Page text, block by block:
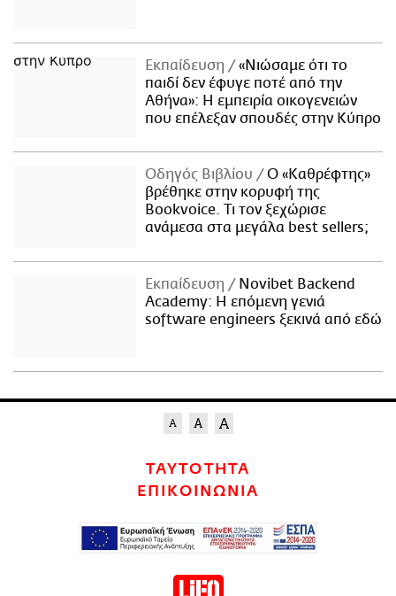
Εκπαίδευση
«Νιώσαμε ότι το
παιδί δεν έφυγε ποτέ από την
Αθήνα»: Η εμπειρία οικογενειών
που επέλεξαν σπουδές στην Κύπρο
Οδηγός Βιβλίου
Ο «Καθρέφτης»
βρέθηκε στην κορυφή της
Bookvoice. Τι τον ξεχώρισε
ανάμεσα στα μεγάλα best sellers;
Εκπαίδευση
Novibet Backend
Academy: Η επόμενη γενιά
software engineers ξεκινά από εδώ
ΤΑΥΤΟΤΗΤΑ
ΕΠΙΚΟΙΝΩΝΙΑ